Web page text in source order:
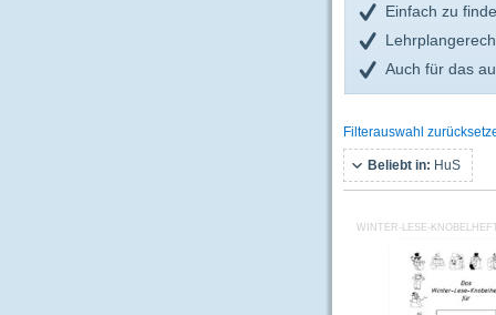
Einfach zu
Auch für das
Filterauswahl
Beliebt in: HuS
WINTER-LESE-